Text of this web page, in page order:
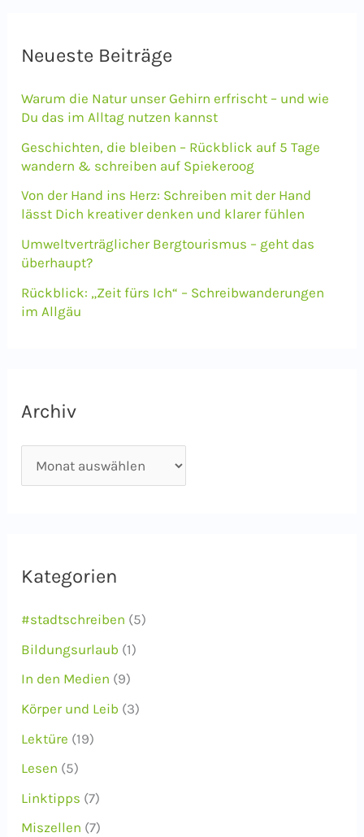
e
n
c
h
:
Neueste Beiträge
Warum die Natur unser Gehirn erfrischt – und wie
Du das im Alltag nutzen kannst
Geschichten, die bleiben – Rückblick auf 5 Tage
wandern & schreiben auf Spiekeroog
Von der Hand ins Herz: Schreiben mit der Hand
lässt Dich kreativer denken und klarer fühlen
Umweltverträglicher Bergtourismus – geht das
überhaupt?
Rückblick: „Zeit fürs Ich“ – Schreibwanderungen
im Allgäu
Archiv
r
iKategorien
#stadtschreiben (5)
Bildungsurlaub (1)
In den Medien (9)
Körper und Leib (3)
Lektüre (19)
Lesen (5)
Linktipps (7)
Miszellen (7)